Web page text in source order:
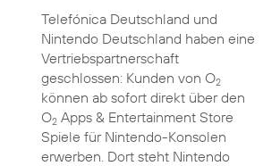
Telefónica Deutschland und
Nintendo Deutschland haben eine
Vertriebspartnerschaft
geschlossen: Kunden von O2
können ab sofort direkt über den
O2Apps & Entertainment Store
Spiele für Nintendo-Konsolen
erwerben. Dort steht Nintendo